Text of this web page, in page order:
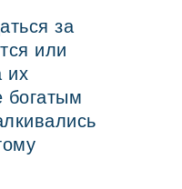
за
или
их
богатым